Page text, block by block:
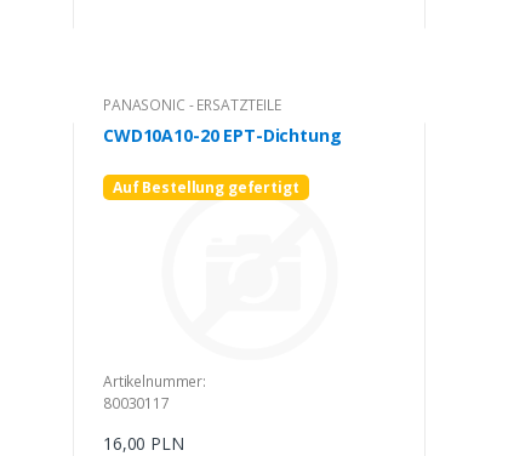
PANASONIC - ERSATZTEILE
CWD10A10-20 EPT-Dichtung
Auf Bestellung gefertigt
Artikelnummer:
80030117
16,00 PLN